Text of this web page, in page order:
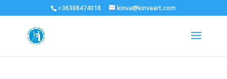
+36308474018 kinva@kinvaart.com